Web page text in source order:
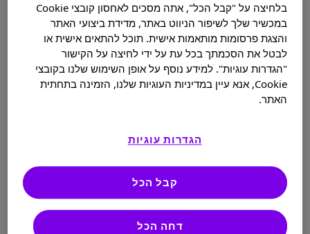
מידע על נכות כללית באתר ביטוח לאומי.
תקנות ביטוח לאומי - קביעת דרגת נכות.
בלחיצה על "קבל הכל", אתה מסכים לאחסון קובצי Cookie
במכשיר שלך לשיפור הניווט באתר, מדידת ביצועי האתר
והצגת פרסומות מותאמות אישית. תוכל להתאים אישית או
לבטל את הסכמתך בכל עת על ידי לחיצה על הקישור
"הגדרות עוגיות". למידע נוסף על אופן השימוש שלנו בקובצי
Cookie, אנא עיין במדיניות העוגיות שלנו, הזמינה בתחתית
האתר.
הגדרות עוגיות
דחה הכל
קבל הכל